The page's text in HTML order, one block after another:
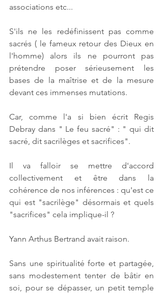
associations etc...
S'ils ne les redéfinissent pas comme
sacrés ( le fameux retour des Dieux en
l'homme) alors ils ne pourront pas
prétendre poser sérieusement les
bases de la maîtrise et de la mesure
devant ces immenses mutations.
Car, comme l'a si bien écrit Regis
Debray dans " Le feu sacré" : " qui dit
sacré, dit sacrilèges et sacrifices".
Il va falloir se mettre d'accord
collectivement et être dans la
cohérence de nos inférences : qu'est ce
qui est "sacrilège" désormais et quels
"sacrifices" cela implique-il ?
Yann Arthus Bertrand avait raison.
Sans une spiritualité forte et partagée,
sans modestement tenter de bâtir en
soi, pour se dépasser, un petit temple